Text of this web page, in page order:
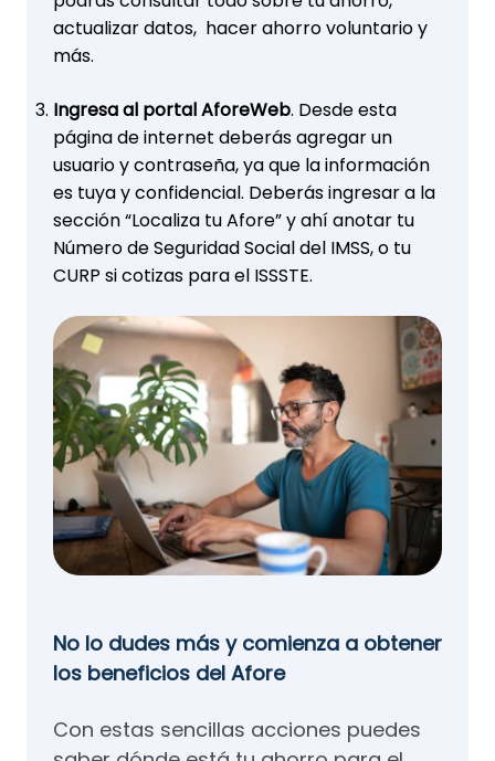
actualizar datos, hacer ahorro voluntario y
más.
Ingresa al portal AforeWeb. Desde esta
página de internet deberás agregar un
usuario y contraseña, ya que la información
es tuya y confidencial. Deberás ingresar a la
sección “Localiza tu Afore” y ahí anotar tu
Número de Seguridad Social del IMSS, o tu
CURP si cotizas para el ISSSTE.
No lo dudes más y comienza a obtener
los beneficios del Afore
Con estas sencillas acciones puedes